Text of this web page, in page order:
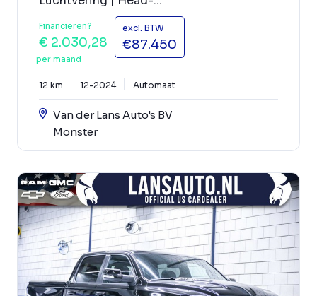
Financieren?
€ 2.030,28
per maand
excl. BTW
€87.450
12 km 12-2024 Automaat
Van der Lans Auto's BV
Monster